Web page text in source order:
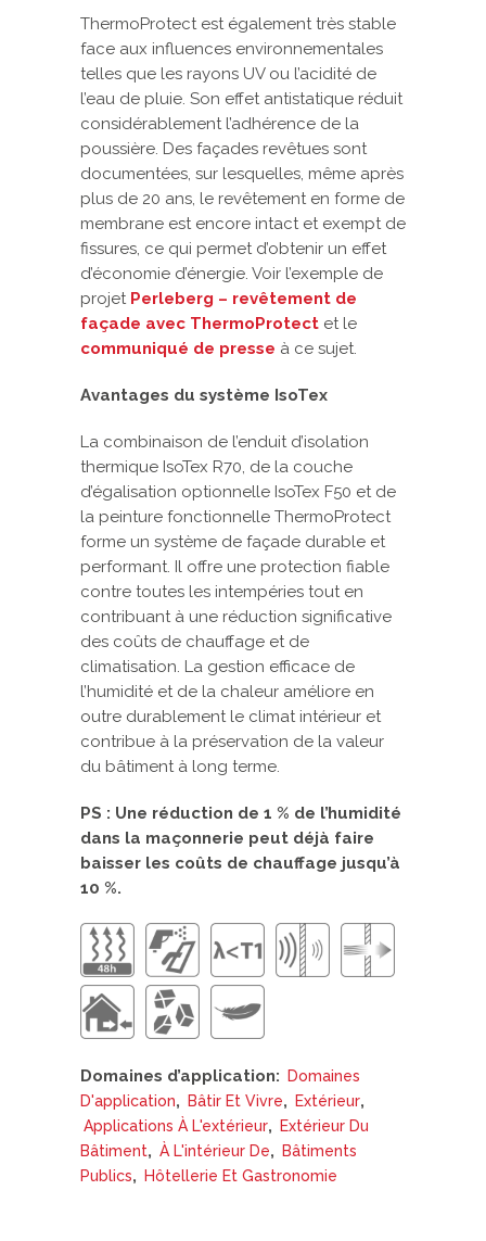
ThermoProtect est également très stable
face aux influences environnementales
telles que les rayons UV ou l’acidité de
l’eau de pluie. Son effet antistatique réduit
considérablement l’adhérence de la
poussière. Des façades revêtues sont
documentées, sur lesquelles, même après
plus de 20 ans, le revêtement en forme de
membrane est encore intact et exempt de
fissures, ce qui permet d’obtenir un effet
d’économie d’énergie. Voir l’exemple de
projet Perleberg – revêtement de
façade avec ThermoProtect et le
communiqué de presse à ce sujet.
Avantages du système IsoTex
La combinaison de l’enduit d’isolation
thermique IsoTex R70, de la couche
d’égalisation optionnelle IsoTex F50 et de
la peinture fonctionnelle ThermoProtect
forme un système de façade durable et
performant. Il offre une protection fiable
contre toutes les intempéries tout en
contribuant à une réduction significative
des coûts de chauffage et de
climatisation. La gestion efficace de
l’humidité et de la chaleur améliore en
outre durablement le climat intérieur et
contribue à la préservation de la valeur
du bâtiment à long terme.
PS : Une réduction de 1 % de l’humidité
dans la maçonnerie peut déjà faire
baisser les coûts de chauffage jusqu’à
10 %.
Domaines d’application:
Domaines
D'application, Bâtir Et Vivre, Extérieur,
Applications À L'extérieur,
Extérieur Du
Bâtiment, À L'intérieur De,
Bâtiments
Publics, Hôtellerie Et Gastronomie